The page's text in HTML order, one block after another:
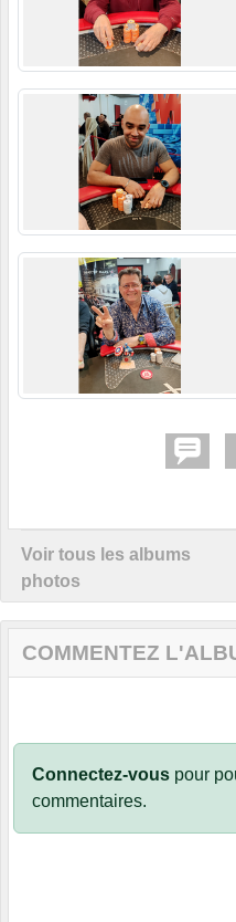
Voir tous les albums
photos
COMMENTEZ
Connectez-vous pour
commentaires.